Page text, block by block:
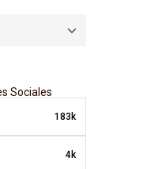
Sociales
183k
4k